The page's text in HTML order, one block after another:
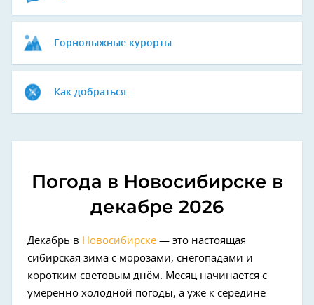
Горнолыжные курорты
Как добраться
Погода в Новосибирске в
декабре 2026
Декабрь в Новосибирске — это настоящая
сибирская зима с морозами, снегопадами и
коротким световым днём. Месяц начинается с
умеренно холодной погоды, а уже к середине